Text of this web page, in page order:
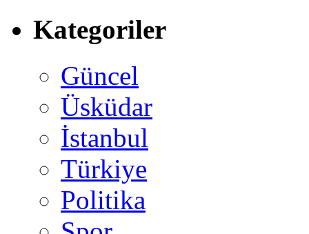
Kategoriler
Güncel
Üsküdar
İstanbul
Türkiye
Politika